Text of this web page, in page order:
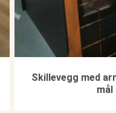
Skillevegg med
mål